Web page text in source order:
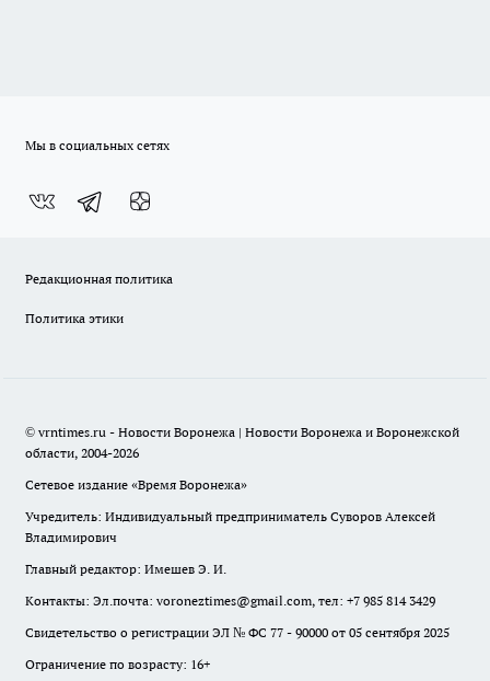
Мы в социальных сетях
Редакционная политика
Политика этики
© vrntimes.ru - Новости Воронежа | Новости Воронежа и Воронежской
области, 2004-2026
Сетевое издание «Время Воронежа»
Учредитель: Индивидуальный предприниматель Суворов Алексей
Владимирович
Главный редактор: Имешев Э. И.
Контакты: Эл.почта: voroneztimes@gmail.com, тел: +7 985 814 3429
Свидетельство о регистрации ЭЛ № ФС 77 - 90000 от 05 сентября 2025
Ограничение по возрасту: 16+